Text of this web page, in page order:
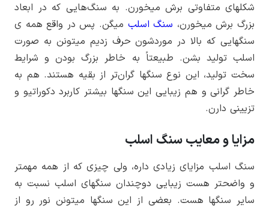
شکل­های متفاوتی برش میخورن. به سنگ‌هایی که در ابعاد
بزرگ برش میخورن، سنگ اسلب میگن. پس در واقع همه ­ی
سنگ­هایی که بالا در موردشون حرف زدیم میتونن به صورت
اسلب تولید بشن. طبیعتاً به خاطر بزرگ بودن و شرایط
سخت تولید، این نوع سنگ­ها گران‌­تر از بقیه هستند. هم به
خاطر گرانی و هم زیبایی این سنگ­ها بیشتر کاربرد دکوراتیو و
تزیینی دارن.
مزایا و معایب سنگ اسلب
سنگ اسلب مزایای زیادی داره، ولی چیزی که از همه مهم­تر
و واضح­تر هست زیبایی دوچندان سنگ­های اسلب نسبت به
سایر سنگ­ها هست. بعضی از این سنگ­ها میتونن نور رو از